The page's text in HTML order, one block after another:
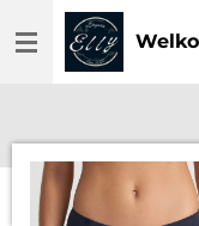
direct